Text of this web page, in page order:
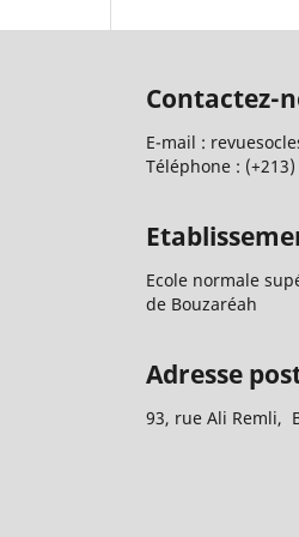
Contactez-
E-mail :
Téléphone :
Ecole normale
de Bouzaréah
Adresse
93, rue Ali Remli,